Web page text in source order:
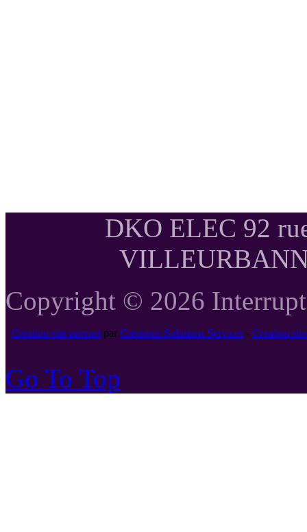
DKO ELEC 92
Copyright © 2026
Creation site internetpar Créations Solutions Services- Creation
Go To Top